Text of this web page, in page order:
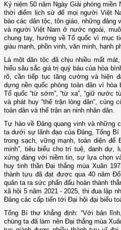
Kỷ niệm 50 năm Ngày Giải phóng
thời điểm lịch sử để mọi người Việt
bào các dân tộc, tôn giáo, những
và người Việt Nam ở nước ngoài,
chung tay, hướng về Tổ quốc vì mục
giàu mạnh, phồn vinh, văn minh, hạnh
Là một dân tộc đã chịu nhiều mất
hiểu sâu sắc giá trị quý báu của hòa
rõ, cần tiếp tục tăng cường và hiện
dựng nền quốc phòng toàn dân vì
Tổ quốc “từ sớm”, “từ xa”, “giữ nước
và phát huy “thế trận lòng dân”, củng
toàn dân và thế trận an ninh nhân dân.
Tự hào về Đảng quang vinh và những
ta dưới sự lãnh đạo của Đảng, Tổng
trong sạch, vững mạnh, toàn diện để
minh”, tiêu biểu cho trí tuệ, danh dự,
xứng đáng với niềm tin, sự lựa chọn
huy tinh thần Đại thắng mùa Xuân
thành tựu đã đạt được qua 40 năm
quân ta ra sức phấn đấu hoàn thành
xã hội 5 năm 2021 - 2025, thi đua lập
Đảng các cấp tiến tới Đại hội đại biểu
Tổng Bí thư khẳng định: “Với bản
chúng ta đã làm nên Đại thắng mùa